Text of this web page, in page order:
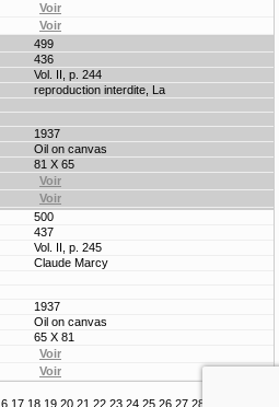
499
436
Vol. II, p. 244
reproduction interdite, La
1937
Oil on canvas
81 X 65
500
437
Vol. II, p. 245
Claude Marcy
1937
Oil on canvas
65 X 81
17 18 19 20 21 22 23 24 25 26 27 28